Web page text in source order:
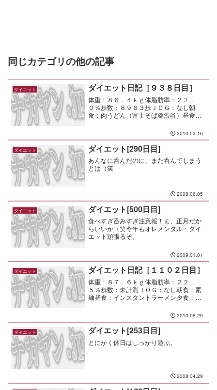
同じカテゴリの他の記事
ダイエット ダイエット日記［９３８日目］
体重：８６．４ｋｇ体脂肪率：２２．
０％歩数：８９６３歩ＪＯＧ：なし朝
食：肉うどん（富士そば＠渋谷）昼食：
まだ頑張れるかな。 まだ余裕が大分あ
るね。
2010.03.16
ダイエット ダイエット[290日目]
あんなに呑んだのに、また呑んでしまう
とは（笑
2008.06.05
ダイエット ダイエット[500日目]
食べすぎ呑みすぎ注意報！ま、正月だか
らいいか（笑今年もオレメンタル・ダイ
エット頑張るぞ。
2009.01.01
ダイエット ダイエット日記［１１０２日目］
体重：８７．６ｋｇ体脂肪率：２２．
５％歩数：未計測ＪＯＧ：なし朝食：素
麺昼食：インスタントラーメン夕食：素
2010.08.29
ダイエット ダイエット[253日目]
とにかく休日はしっかり遊ぶ。
2008.04.29